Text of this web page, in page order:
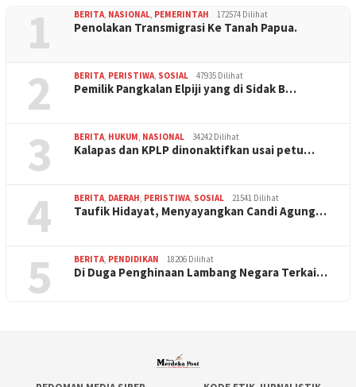
1 BERITA NASIONAL PEMERINTAH 172574 Dilihat
Penolakan Transmigrasi Ke Tanah Papua.
2 BERITA PERISTIWA SOSIAL 47935 Dilihat
Pemilik Pangkalan Elpiji yang di Sidak B…
3 BERITA HUKUM NASIONAL 34242 Dilihat
Kalapas dan KPLP dinonaktifkan usai petu…
4 BERITA DAERAH PERISTIWA SOSIAL 21541 Dilihat
Taufik Hidayat, Menyayangkan Candi Agung…
5 BERITA PENDIDIKAN 18206 Dilihat
Di Duga Penghinaan Lambang Negara Terkai…